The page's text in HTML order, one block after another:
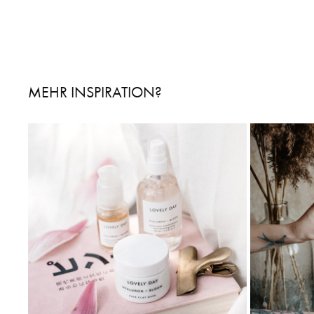
MEHR INSPIRATION?
LOVELY DAY NATURKUOSMETIK
2019